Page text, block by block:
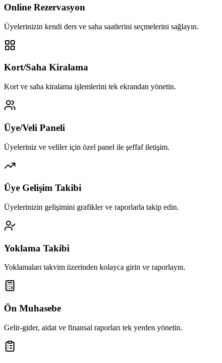
Online Rezervasyon
Üyelerinizin kendi ders ve saha saatlerini seçmelerini sağlayın.
Kort/Saha Kiralama
Kort ve saha kiralama işlemlerini tek ekrandan yönetin.
Üye/Veli Paneli
Üyeleriniz ve veliler için özel panel ile şeffaf iletişim.
Üye Gelişim Takibi
Üyelerinizin gelişimini grafikler ve raporlarla takip edin.
Yoklama Takibi
Yoklamaları takvim üzerinden kolayca girin ve raporlayın.
Ön Muhasebe
Gelir-gider, aidat ve finansal raporları tek yerden yönetin.